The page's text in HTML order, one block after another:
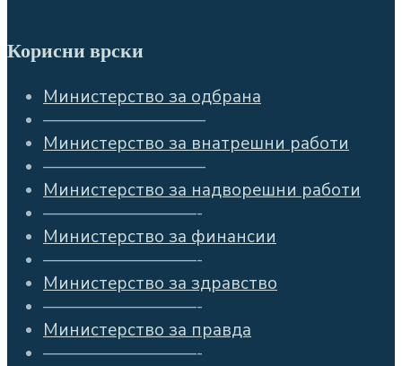
Корисни врски
Министерство за одбрана
—————————–
Министерство за внатрешни работи
—————————–
Министерство за надворешни работи
—————————-
Министерство за финансии
—————————-
Министерство за здравство
—————————-
Министерство за правда
—————————-